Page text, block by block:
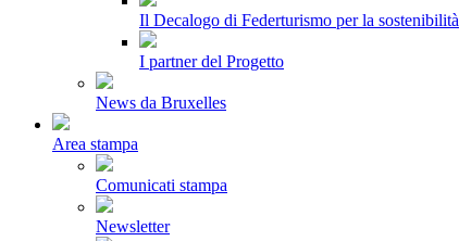
Il Decalogo di Federturismo per la sostenibilità
I partner del Progetto
News da Bruxelles
Area stampa
Comunicati stampa
Newsletter